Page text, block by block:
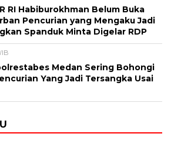
RI Habiburokhman Belum Buka
Pencurian yang Mengaku Jadi
Spanduk Minta Digelar RDP
Medan Sering Bohongi
Yang Jadi Tersangka Usai